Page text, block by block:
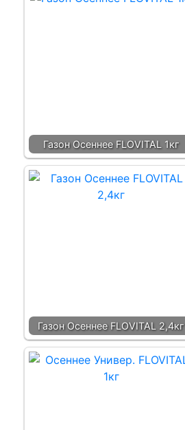
Газон Осеннее FLOVITAL 1кг
Газон Осеннее FLOVITAL 2,4кг